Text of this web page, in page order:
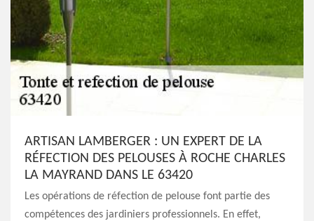
ARTISAN LAMBERGER : UN EXPERT DE LA
RÉFECTION DES PELOUSES À ROCHE CHARLES
LA MAYRAND DANS LE 63420
Les opérations de réfection de pelouse font partie des
compétences des jardiniers professionnels. En effet,